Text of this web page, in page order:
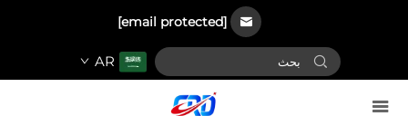
[email protected]
AR